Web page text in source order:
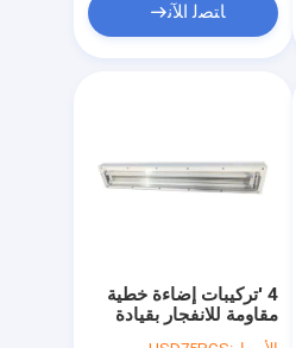
ﺎﺘﺼﻟ ﺍﻶﻧ
4 'تركيبات إضاءة خطية
مقاومة للانفجار بقيادة
IP66 مضادة للماء